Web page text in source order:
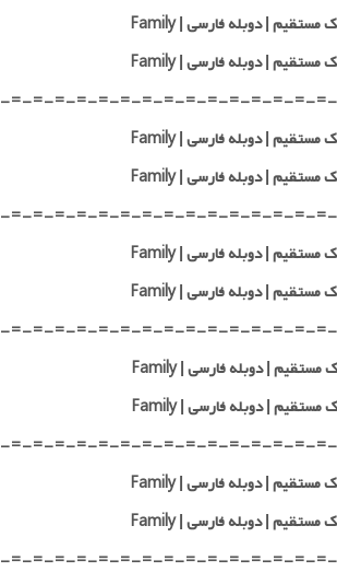
-=-=-=-=-=-=-=-=-=-=-=-=-=-=-
-=-=-=-=-=-=-=-=-=-=-=-=-=-=-
-=-=-=-=-=-=-=-=-=-=-=-=-=-=-
-=-=-=-=-=-=-=-=-=-=-=-=-=-=-
-=-=-=-=-=-=-=-=-=-=-=-=-=-=-